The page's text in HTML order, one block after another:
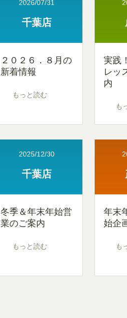
千葉店
2026/07/31
２０２６．８月の
新着情報
もっと読む
実践
レッ
内
も
千葉店
2025/12/30
冬季＆年末年始営
業のご案内
もっと読む
年末
始企
も